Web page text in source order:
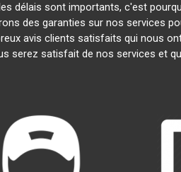
délais sont importants, c'est
des garanties sur nos services
avis clients satisfaits qui nous
serez satisfait de nos services et